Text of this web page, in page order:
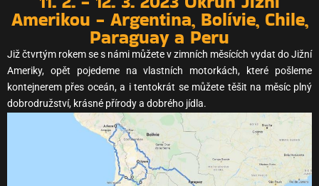
Amerikou - Argentina, Bolívie, Chile,
Paraguay a Peru
Již čtvrtým rokem se s námi můžete v zimních měsících vydat do Jižní
Ameriky, opět pojedeme na vlastních motorkách, které pošleme
kontejnerem přes oceán, a i tentokrát se můžete těšit na měsíc plný
dobrodružství, krásné přírody a dobrého jídla.